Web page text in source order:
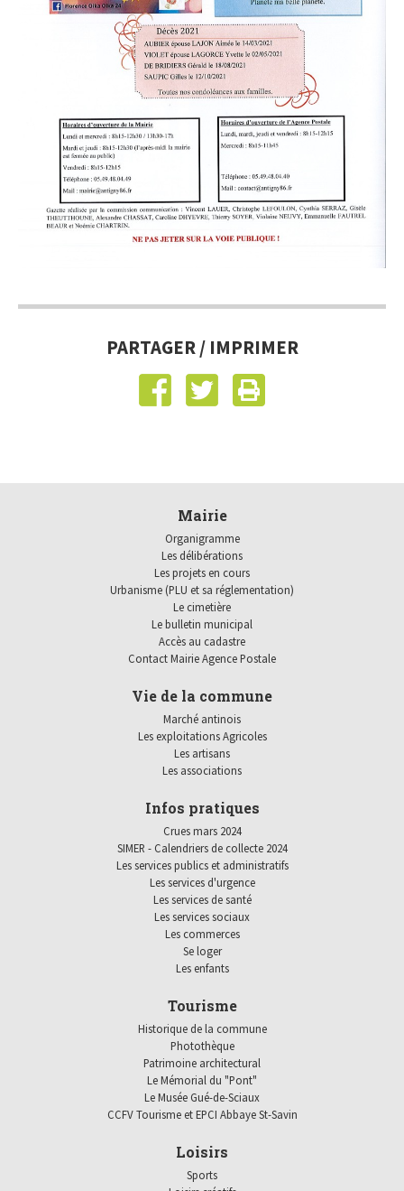
PARTAGER / IMPRIMER
Mairie
Organigramme
Les délibérations
Les projets en cours
Urbanisme (PLU et sa réglementation)
Le cimetière
Le bulletin municipal
Accès au cadastre
Contact Mairie Agence Postale
Vie de la commune
Marché antinois
Les exploitations Agricoles
Les artisans
Les associations
Infos pratiques
Crues mars 2024
SIMER - Calendriers de collecte 2024
Les services publics et administratifs
Les services d'urgence
Les services de santé
Les services sociaux
Les commerces
Se loger
Les enfants
Tourisme
Historique de la commune
Photothèque
Patrimoine architectural
Le Mémorial du "Pont"
Le Musée Gué-de-Sciaux
CCFV Tourisme et EPCI Abbaye St-Savin
Loisirs
Sports